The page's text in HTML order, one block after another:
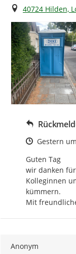
Ort
40724 Hilden,
Zeitpunkt
Gestern
Guten Tag
wir danken
Kolleginnen
kümmern.
Mit
Anonym